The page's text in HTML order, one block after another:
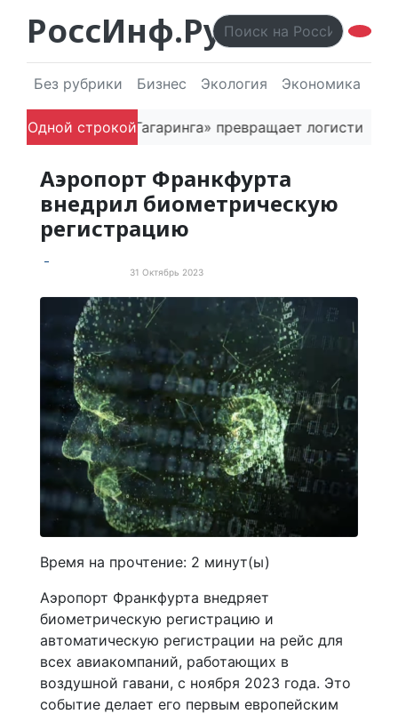
РоссИнф.Ру
Без рубрики Бизнес Экология Экономика
Одной строкой
«Гагаринга» превращает логистическую
Аэропорт Франкфурта
внедрил биометрическую
регистрацию
31 Октябрь 2023
Время на прочтение: 2 минут(ы)
Аэропорт Франкфурта внедряет
биометрическую регистрацию и
автоматическую регистрации на рейс для
всех авиакомпаний, работающих в
воздушной гавани, с ноября 2023 года. Это
событие делает его первым европейским